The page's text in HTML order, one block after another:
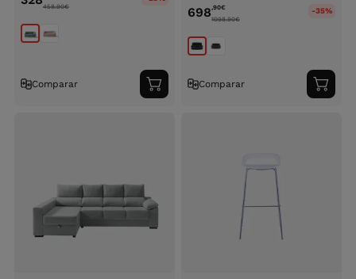
458.90€
Comparar
Adicionar
ao
698,90€
1098.90€
-35%
Comparar
ao